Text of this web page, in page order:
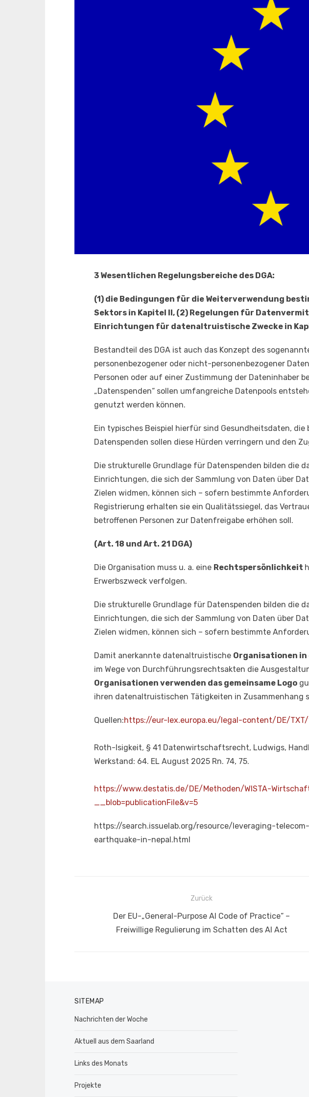
3 Wesentlichen Regelungsbereiche des DGA:
(1) die Bedingungen für die Weiterverwendung
Sektors in Kapitel II, (2) Regelungen für
Einrichtungen für datenaltruistische Zwecke in
Bestandteil des DGA ist auch das Konzept des
personenbezogener oder nicht-personenbezogener
Personen oder auf einer Zustimmung der Dateninhaber
„Datenspenden“ sollen umfangreiche Datenpools
genutzt werden können.
Ein typisches Beispiel hierfür sind Gesundheitsdaten,
Datenspenden sollen diese Hürden verringern und den
Die strukturelle Grundlage für Datenspenden bilden die
Einrichtungen, die sich der Sammlung von Daten über
Zielen widmen, können sich – sofern bestimmte
Registrierung erhalten sie ein Qualitätssiegel, das
betroffenen Personen zur Datenfreigabe erhöhen soll.
(Art. 18 und Art. 21 DGA)
Die Organisation muss u. a. eine Rechtspersönlichkeit
Erwerbszweck verfolgen.
Die strukturelle Grundlage für Datenspenden bilden die
Einrichtungen, die sich der Sammlung von Daten über
Zielen widmen, können sich – sofern bestimmte
Damit anerkannte datenaltruistische Organisationen in
im Wege von Durchführungsrechtsakten die
Organisationen verwenden das gemeinsame Logo
ihren datenaltruistischen Tätigkeiten in Zusammenhang
Quellen:https://eur-lex.europa.eu/legal-content/DE/TXT/
Roth-Isigkeit, § 41 Datenwirtschaftsrecht, Ludwigs,
Werkstand: 64. EL August 2025 Rn. 74, 75.
https://www.destatis.de/DE/Methoden/WISTA-
__blob=publicationFile&v=5
https://search.issuelab.org/resource/leveraging-
earthquake-in-nepal.html
BeitragsnavigationZurück
Vorheriger
Beitrag:
Der EU-„General-Purpose AI Code of Practice“ –
Freiwillige Regulierung im Schatten des AI Act
SITEMAP
Nachrichten der Woche
Aktuell aus dem Saarland
Links des Monats
Projekte